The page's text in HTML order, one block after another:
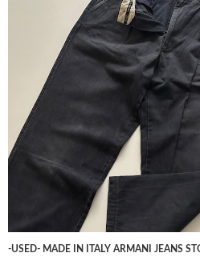
-USED- MADE IN ITALY ARMANI JEANS